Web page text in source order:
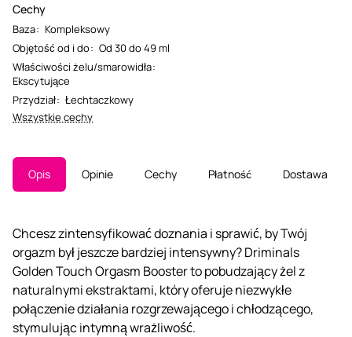
Cechy
Baza: Kompleksowy
Objętość od i do: Od 30 do 49 ml
Właściwości żelu/smarowidła:
Ekscytujące
Przydział: Łechtaczkowy
Wszystkie cechy
Opis Opinie Cechy Płatność Dostawa
Chcesz zintensyfikować doznania i sprawić, by Twój
orgazm był jeszcze bardziej intensywny? Driminals
Golden Touch Orgasm Booster to pobudzający żel z
naturalnymi ekstraktami, który oferuje niezwykłe
połączenie działania rozgrzewającego i chłodzącego,
stymulując intymną wrażliwość.